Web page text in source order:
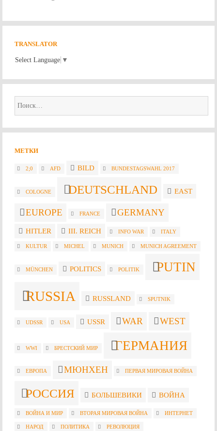
TRANSLATOR
Select Language ▼
Найти:
МЕТКИ
2;0 AFD BILD BUNDESTAGSWAHL 2017
COLOGNE DEUTSCHLAND EAST
EUROPE FRANCE GERMANY
HITLER III. REICH INFO WAR ITALY
KULTUR MICHEL MUNICH MUNICH AGREEMENT
MÜNCHEN POLITICS POLITIK PUTIN
RUSSIA RUSSLAND SPUTNIK
UDSSR USA USSR WAR WEST
WWI БРЕСТСКИЙ МИР ГЕРМАНИЯ
ЕВРОПА МЮНХЕН ПЕРВАЯ МИРОВАЯ ВОЙНА
РОССИЯ БОЛЬШЕВИКИ ВОЙНА
ВОЙНА И МИР ВТОРАЯ МИРОВАЯ ВОЙНА ИНТЕРНЕТ
НАРОД ПОЛИТИКА РЕВОЛЮЦИЯ